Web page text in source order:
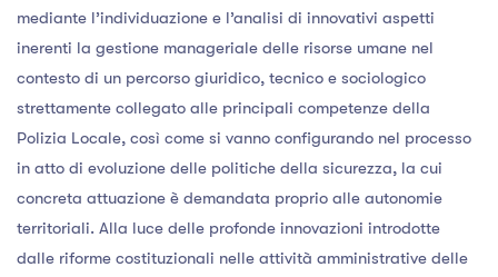
mediante l’individuazione e l’analisi di innovativi aspetti
inerenti la gestione manageriale delle risorse umane nel
contesto di un percorso giuridico, tecnico e sociologico
strettamente collegato alle principali competenze della
Polizia Locale, così come si vanno configurando nel processo
in atto di evoluzione delle politiche della sicurezza, la cui
concreta attuazione è demandata proprio alle autonomie
territoriali. Alla luce delle profonde innovazioni introdotte
dalle riforme costituzionali nelle attività amministrative delle